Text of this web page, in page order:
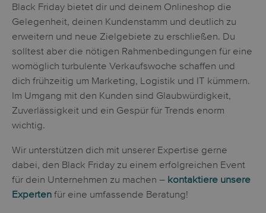
Black Friday bietet dir und deinem Onlineshop die
Gelegenheit, deinen Kundenstamm und deutlich zu
erweitern und neue Zielgebiete zu erschließen. Du
solltest aber die nötigen Rahmenbedingungen für eine
womöglich turbulente Verkaufswoche schaffen und
dich frühzeitig um Marketing, Logistik und IT kümmern.
Im Umgang mit den Kunden sind Glaubwürdigkeit,
Zuverlässigkeit und ein Gespür für Trends enorm
wichtig.
Wir unterstützen dich mit unserer Expertise gerne
dabei, den Black Friday zu einem erfolgreichen Event
für dein Unternehmen zu machen – kontaktiere unsere
Expertenfür eine umfassende Beratung!